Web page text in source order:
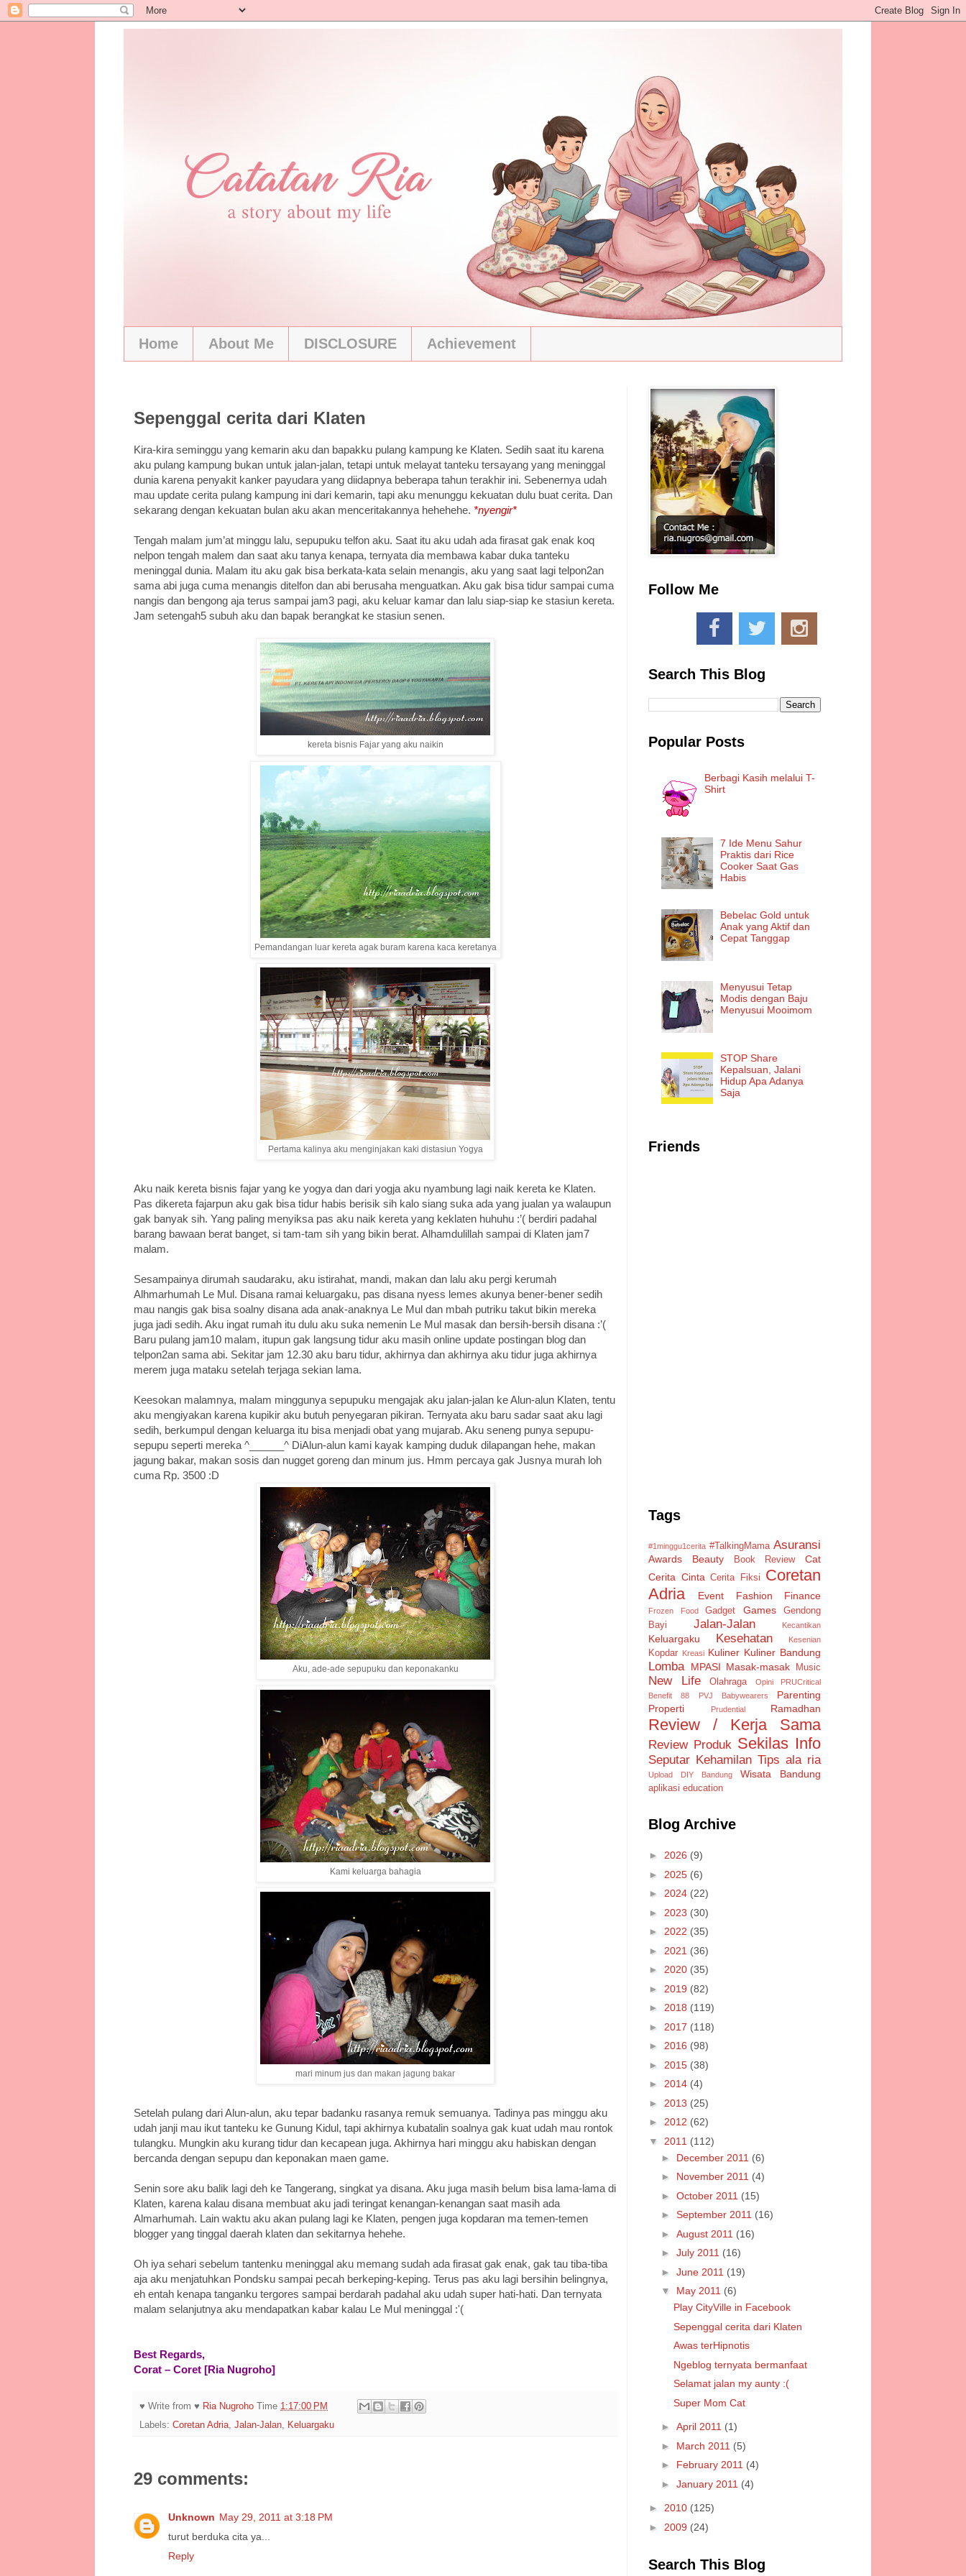
Home About Me DISCLOSURE Achievement
Sepenggal cerita dari Klaten
Kira-kira seminggu yang kemarin aku dan bapakku pulang kampung ke Klaten. Sedih saat itu karena
aku pulang kampung bukan untuk jalan-jalan, tetapi untuk melayat tanteku tersayang yang meninggal
dunia karena penyakit kanker payudara yang diidapnya beberapa tahun terakhir ini. Sebenernya udah
mau update cerita pulang kampung ini dari kemarin, tapi aku menunggu kekuatan dulu buat cerita. Dan
sekarang dengan kekuatan bulan aku akan menceritakannya hehehehe. *nyengir*
Tengah malam jum’at minggu lalu, sepupuku telfon aku. Saat itu aku udah ada firasat gak enak koq
nelpon tengah malem dan saat aku tanya kenapa, ternyata dia membawa kabar duka tanteku
meninggal dunia. Malam itu aku gak bisa berkata-kata selain menangis, aku yang saat lagi telpon2an
sama abi juga cuma menangis ditelfon dan abi berusaha menguatkan. Aku gak bisa tidur sampai cuma
nangis dan bengong aja terus sampai jam3 pagi, aku keluar kamar dan lalu siap-siap ke stasiun kereta.
Jam setengah5 subuh aku dan bapak berangkat ke stasiun senen.
kereta bisnis Fajar yang aku naikin
Pemandangan luar kereta agak buram karena kaca keretanya
Pertama kalinya aku menginjakan kaki distasiun Yogya
Aku naik kereta bisnis fajar yang ke yogya dan dari yogja aku nyambung lagi naik kereta ke Klaten.
Pas dikereta fajarpun aku gak bisa tidur habis berisik sih kalo siang suka ada yang jualan ya walaupun
gak banyak sih. Yang paling menyiksa pas aku naik kereta yang keklaten huhuhu :’( berdiri padahal
barang bawaan berat banget, si tam-tam sih yang bikin berat. Alhamdulillah sampai di Klaten jam7
malam.
Sesampainya dirumah saudaraku, aku istirahat, mandi, makan dan lalu aku pergi kerumah
Alhmarhumah Le Mul. Disana ramai keluargaku, pas disana nyess lemes akunya bener-bener sedih
mau nangis gak bisa soalny disana ada anak-anaknya Le Mul dan mbah putriku takut bikin mereka
juga jadi sedih. Aku ingat rumah itu dulu aku suka nemenin Le Mul masak dan bersih-bersih disana :’(
Baru pulang jam10 malam, itupun gak langsung tidur aku masih online update postingan blog dan
telpon2an sama abi. Sekitar jam 12.30 aku baru tidur, akhirnya dan akhirnya aku tidur juga akhirnya
merem juga mataku setelah terjaga sekian lama.
Keesokan malamnya, malam minggunya sepupuku mengajak aku jalan-jalan ke Alun-alun Klaten, tentu
aku mengiyakan karena kupikir aku butuh penyegaran pikiran. Ternyata aku baru sadar saat aku lagi
sedih, berkumpul dengan keluarga itu bisa menjadi obat yang mujarab. Aku seneng punya sepupu-
sepupu seperti mereka ^______^ DiAlun-alun kami kayak kamping duduk dilapangan hehe, makan
jagung bakar, makan sosis dan nugget goreng dan minum jus. Hmm percaya gak Jusnya murah loh
cuma Rp. 3500 :D
Aku, ade-ade sepupuku dan keponakanku
Kami keluarga bahagia
mari minum jus dan makan jagung bakar
Setelah pulang dari Alun-alun, aku tepar badanku rasanya remuk semuanya. Tadinya pas minggu aku
udah janji mau ikut tanteku ke Gunung Kidul, tapi akhirnya kubatalin soalnya gak kuat udah mau rontok
tulangku. Mungkin aku kurang tidur dan kecapean juga. Akhirnya hari minggu aku habiskan dengan
bercanda dengan sepupu dan keponakan maen game.
Senin sore aku balik lagi deh ke Tangerang, singkat ya disana. Aku juga masih belum bisa lama-lama di
Klaten, karena kalau disana membuat aku jadi teringat kenangan-kenangan saat masih ada
Almarhumah. Lain waktu aku akan pulang lagi ke Klaten, pengen juga kopdaran ma temen-temen
blogger yang tinggal daerah klaten dan sekitarnya hehehe.
Oh iya sehari sebelum tantenku meninggal aku memang sudah ada firasat gak enak, gak tau tiba-tiba
aja aku menjatuhkan Pondsku sampai pecah berkeping-keping. Terus pas aku lagi bersihin belingnya,
eh entah kenapa tanganku tergores sampai berdarah padahal aku udah super hati-hati. Dan ternyata
malam selanjutnya aku mendapatkan kabar kalau Le Mul meninggal :'(
Best Regards,
Corat – Coret [Ria Nugroho]
♥ Write from ♥ Ria Nugroho Time 1:17:00 PM
Labels: Coretan Adria, Jalan-Jalan, Keluargaku
29 comments:
Unknown May 29, 2011 at 3:18 PM
turut berduka cita ya...
Reply
Follow Me
Search This Blog
Popular Posts
Berbagi Kasih melalui T-
Shirt
7 Ide Menu Sahur
Praktis dari Rice
Cooker Saat Gas
Habis
Bebelac Gold untuk
Anak yang Aktif dan
Cepat Tanggap
Menyusui Tetap
Modis dengan Baju
Menyusui Mooimom
STOP Share
Kepalsuan, Jalani
Hidup Apa Adanya
Saja
Friends
Tags
#1minggu1cerita #TalkingMama Asuransi
Awards Beauty Book Review
Cat
Cerita Cinta Cerita Fiksi
Coretan
Adria
Event Fashion Finance
Frozen Food Gadget Games
Gendong
Bayi
Jalan-Jalan Kecantikan
Keluargaku Kesehatan Kesenian
Kopdar Kreasi Kuliner Kuliner Bandung
Lomba MPASI Masak-masak Music
New Life Olahraga Opini
PRUCritical
Benefit 88
PVJ Babywearers
Parenting
Properti
Prudential Ramadhan
Review / Kerja Sama
Review Produk Sekilas Info
Seputar Kehamilan Tips ala ria
Upload DIY Bandung Wisata Bandung
aplikasi education
Blog Archive
► 2026 (9)
► 2025 (6)
► 2024 (22)
► 2023 (30)
► 2022 (35)
► 2021 (36)
► 2020 (35)
► 2019 (82)
► 2018 (119)
► 2017 (118)
► 2016 (98)
► 2015 (38)
► 2014 (4)
► 2013 (25)
► 2012 (62)
▼ 2011 (112)
► December 2011 (6)
► November 2011 (4)
► October 2011 (15)
► September 2011 (16)
► August 2011 (16)
► July 2011 (16)
► June 2011 (19)
▼ May 2011 (6)
Play CityVille in Facebook
Sepenggal cerita dari Klaten
Awas terHipnotis
Ngeblog ternyata bermanfaat
Selamat jalan my aunty :(
Super Mom Cat
► April 2011 (1)
► March 2011 (5)
► February 2011 (4)
► January 2011 (4)
► 2010 (125)
► 2009 (24)
Search This Blog